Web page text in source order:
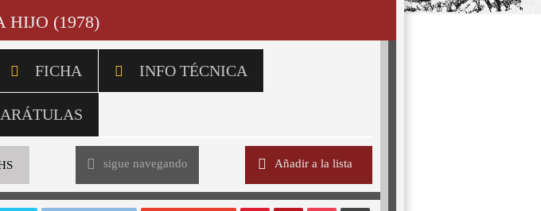
HIJO (1978)
FICHA INFO TÉCNICA
sigue navegando Añadir a la lista